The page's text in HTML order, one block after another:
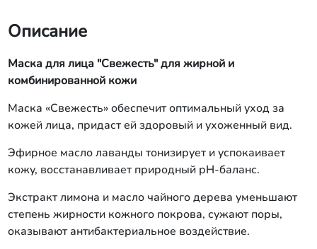
Описание
Маска для лица "Свежесть" для жирной и
комбинированной кожи
Маска «Свежесть» обеспечит оптимальный уход за
кожей лица, придаст ей здоровый и ухоженный вид.
Эфирное масло лаванды тонизирует и успокаивает
кожу, восстанавливает природный рН-баланс.
Экстракт лимона и масло чайного дерева уменьшают
степень жирности кожного покрова, сужают поры,
оказывают антибактериальное воздействие.